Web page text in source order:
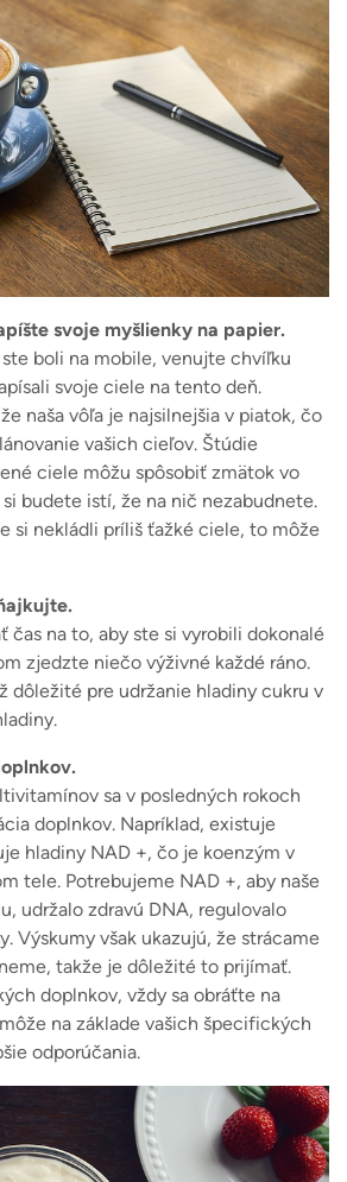
svoje myšlienky na papier.
boli na mobile, venujte chvíľku
svoje ciele na tento deň.
naša vôľa je najsilnejšia v piatok, čo
vašich cieľov. Štúdie
ciele môžu spôsobiť zmätok vo
budete istí, že na nič nezabudnete.
si nekládli príliš ťažké ciele, to môže
čas na to, aby ste si vyrobili dokonalé
zjedzte niečo výživné každé ráno.
dôležité pre udržanie hladiny cukru v
sa v posledných rokoch
doplnkov. Napríklad, existuje
hladiny NAD +, čo je koenzým v
tele. Potrebujeme NAD +, aby naše
udržalo zdravú DNA, regulovalo
Výskumy však ukazujú, že strácame
takže je dôležité to prijímať.
doplnkov, vždy sa obráťte na
na základe vašich špecifických
odporúčania.